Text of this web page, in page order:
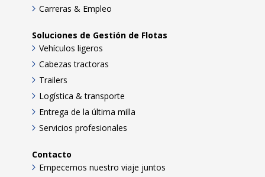
Carreras & Empleo
Soluciones de Gestión de Flotas
Vehículos ligeros
Cabezas tractoras
Trailers
Logística & transporte
Entrega de la última milla
Servicios profesionales
Contacto
Empecemos nuestro viaje juntos